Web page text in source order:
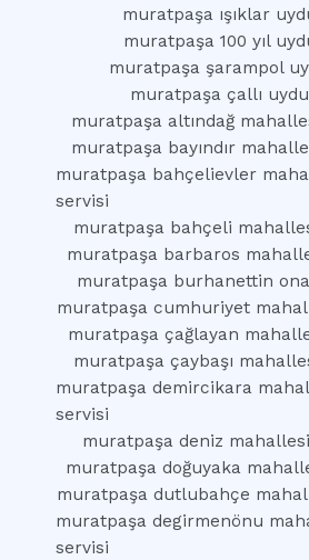
muratpaşa ışıklar
muratpaşa 100 yıl
muratpaşa şarampol
muratpaşa çallı
muratpaşa altındağ
muratpaşa bayındır
muratpaşa bahçelievler
servisi
muratpaşa bahçeli
muratpaşa barbaros
muratpaşa burhanettin
muratpaşa cumhuriyet
muratpaşa çağlayan
muratpaşa çaybaşı
muratpaşa demircikara
servisi
muratpaşa deniz
muratpaşa doğuyaka
muratpaşa dutlubahçe
muratpaşa degirmenönu
servisi